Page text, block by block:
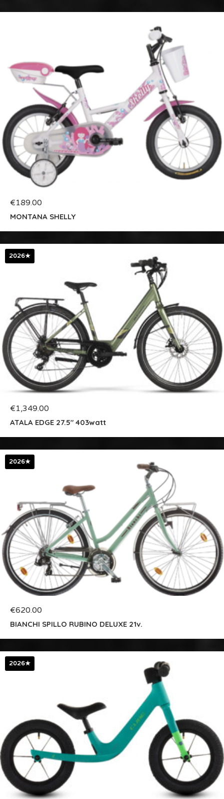
€189.00
MONTANA SHELLY
2026★
€1,349.00
ATALA EDGE 27.5″ 403watt
2026★
€620.00
BIANCHI SPILLO RUBINO DELUXE 21v.
2026★